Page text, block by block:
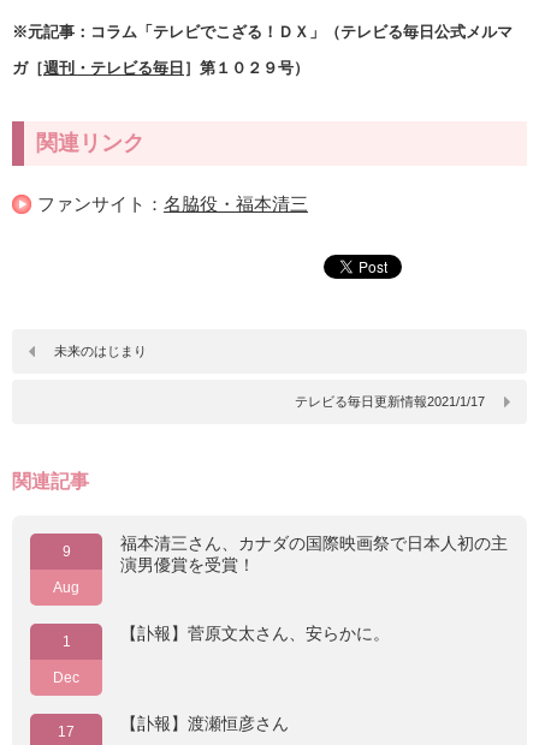
※元記事：コラム「テレビでこざる！ＤＸ」（テレビる毎日公式メルマ
ガ［週刊・テレビる毎日 ］第１０２９号）
関連リンク
ファンサイト： 名脇役・福本清三
未来のはじまり
テレビる毎日更新情報2021/1/17
関連記事
9
Aug
福本清三さん、カナダの国際映画祭で日本人初の主
演男優賞を受賞！
1
Dec
【訃報】菅原文太さん、安らかに。
17 【訃報】渡瀬恒彦さん